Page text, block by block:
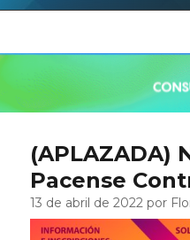
(APLAZADA)
Pacense
13 de abril de 2022 por